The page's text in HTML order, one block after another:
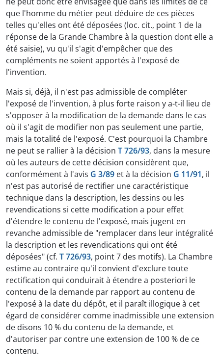
que l'homme du métier peut déduire de ces pièces
telles qu'elles ont été déposées (loc. cit., point 1 de la
réponse de la Grande Chambre à la question dont elle a
été saisie), vu qu'il s'agit d'empêcher que des
compléments ne soient apportés à l'exposé de
l'invention.
Mais si, déjà, il n'est pas admissible de compléter
l'exposé de l'invention, à plus forte raison y a-t-il lieu de
s'opposer à la modification de la demande dans le cas
où il s'agit de modifier non pas seulement une partie,
mais la totalité de l'exposé. C'est pourquoi la Chambre
ne peut se rallier à la décision T 726/93, dans la mesure
où les auteurs de cette décision considèrent que,
conformément à l'avis G 3/89 et à la décision G 11/91, il
n'est pas autorisé de rectifier une caractéristique
technique dans la description, les dessins ou les
revendications si cette modification a pour effet
d'étendre le contenu de l'exposé, mais jugent en
revanche admissible de "remplacer dans leur intégralité
la description et les revendications qui ont été
déposées" (cf. T 726/93, point 7 des motifs). La Chambre
estime au contraire qu'il convient d'exclure toute
rectification qui conduirait à étendre a posteriori le
contenu de la demande par rapport au contenu de
l'exposé à la date du dépôt, et il paraît illogique à cet
égard de considérer comme inadmissible une extension
de disons 10 % du contenu de la demande, et
d'autoriser par contre une extension de 100 % de ce
contenu.